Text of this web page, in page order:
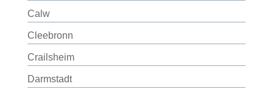
Calw
Cleebronn
Crailsheim
Darmstadt